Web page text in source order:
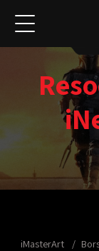
iMasterArt